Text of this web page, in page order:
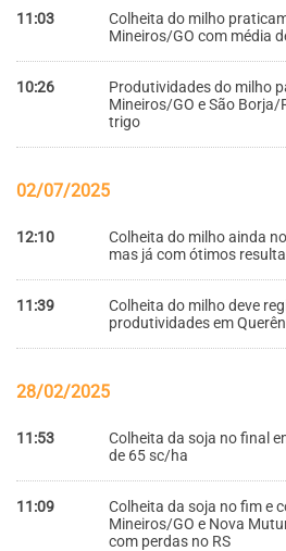
11:03
Colheita do milho
Mineiros/GO com média
10:26
Produtividades do milho
Mineiros/GO e São Borja/
trigo
02/07/2025
12:10
Colheita do milho ainda
mas já com ótimos
11:39
Colheita do milho deve
produtividades em
28/02/2025
11:53
Colheita da soja no final
de 65 sc/ha
11:09
Colheita da soja no fim e
Mineiros/GO e Nova
com perdas no RS